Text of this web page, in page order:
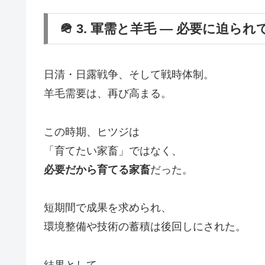
🪖 3. 軍需と羊毛 ― 必要に迫られ
日清・日露戦争、そして戦時体制。
羊毛需要は、再び高まる。
この時期、ヒツジは
「育てたい家畜」ではなく、
必要だから育てる家畜だった。
短期間で成果を求められ、
環境整備や技術の蓄積は後回しにされた。